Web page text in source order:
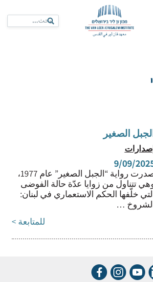
الصغير
9/09/
صدرت رواية “الجبل الصغير” عام 1977،
تتناول من زوايا عدّة حالة الفوضى
خلّفها الحكم الاستعماري في لبنان:
…
للمتابعة >